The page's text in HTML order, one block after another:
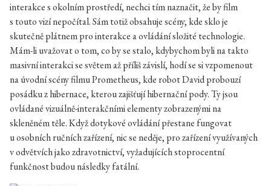
interakce s okolním prostředí, nechci tím naznačit, že by film
s touto vizí nepočítal. Sám totiž obsahuje scény, kde sklo je
skutečně plátnem pro interakce a ovládání složité technologie.
Mám-li uvažovat o tom, co by se stalo, kdybychom byli na takto
masivní interakci se světem až příliš závislí, hodí se si vzpomenout
na úvodní scény filmu Prometheus, kde robot David probouzí
posádku z hibernace, kterou zajišťují hibernační pody. Ty jsou
ovládané vizuálně-interakčními elementy zobrazenými na
skleněném těle. Když dotykové ovládání přestane fungovat
u osobních ručních zařízení, nic se neděje, pro zařízení využívaných
v odvětvích jako zdravotnictví, vyžadujících stoprocentní
funkčnost budou následky fatální.